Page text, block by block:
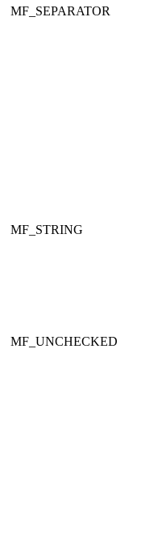
MF_SEPARATOR
MF_STRING
MF_UNCHECKED